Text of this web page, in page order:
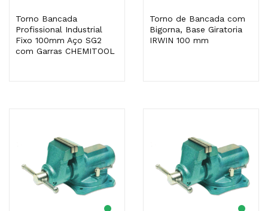
Torno Bancada
Profissional Industrial
Fixo 100mm Aço SG2
com Garras CHEMITOOL
Torno de Bancada com
Bigorna, Base Giratoria
IRWIN 100 mm